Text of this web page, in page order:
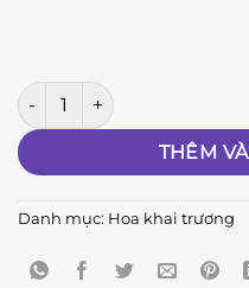
Lộc Phát C12 số lượng
THÊM
Danh mục: Hoa khai trương